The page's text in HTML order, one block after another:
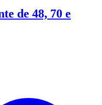
de 48, 70 e